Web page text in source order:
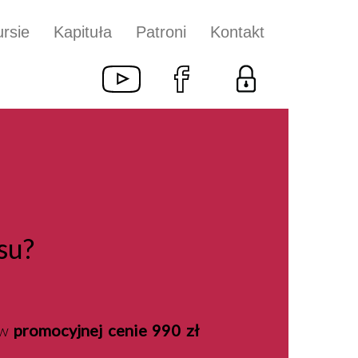
Kapituła Patroni Kontakt
promocyjnej cenie 990 zł